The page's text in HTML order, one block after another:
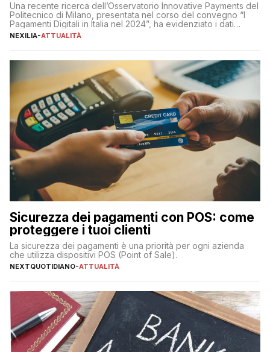
Una recente ricerca dell’Osservatorio Innovative Payments del
Politecnico di Milano, presentata nel corso del convegno “I
Pagamenti Digitali in Italia nel 2024”, ha evidenziato i dati
definitivi del primo semestre 2024 relativamente alle
NEXILIA-ATTUALITÀ
Sicurezza dei pagamenti con POS: come
proteggere i tuoi clienti
La sicurezza dei pagamenti è una priorità per ogni azienda
che utilizza dispositivi POS (Point of Sale).
NEXTQUOTIDIANO-ATTUALITÀ